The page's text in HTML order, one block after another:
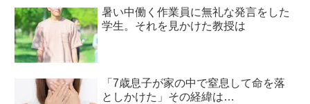
暑い中働く作業員に無礼な発言をした
学生。それを見かけた教授は
「7歳息子が家の中で窒息して命を落
としかけた」その経緯は…